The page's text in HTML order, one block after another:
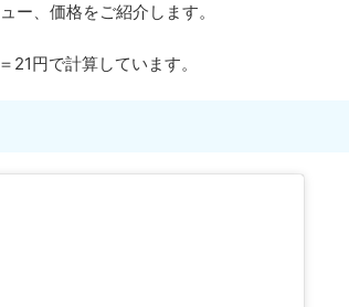
ー、価格をご紹介します。
円で計算しています。